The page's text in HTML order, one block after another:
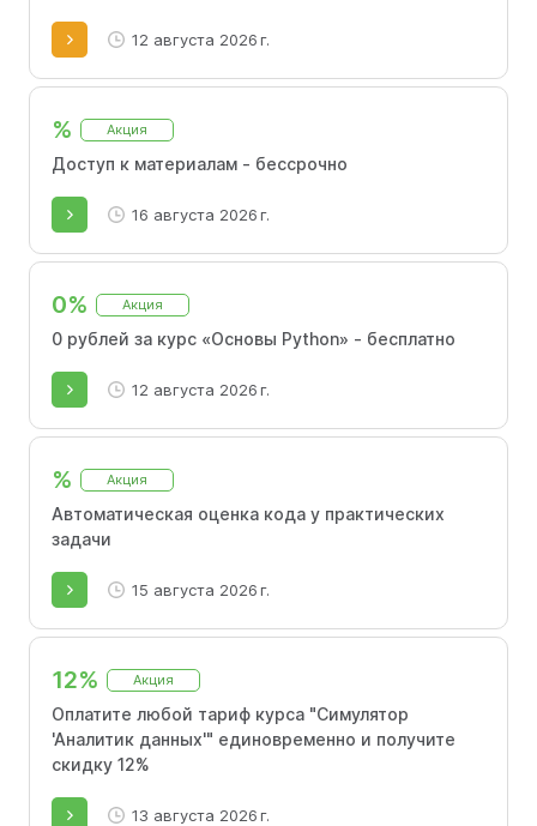
12 августа 2026 г.
% Акция
Доступ к материалам - бессрочно
16 августа 2026 г.
0% Акция
0 рублей за курс «Основы Python» - бесплатно
12 августа 2026 г.
% Акция
Автоматическая оценка кода у практических
задачи
15 августа 2026 г.
12% Акция
Оплатите любой тариф курса "Симулятор
'Аналитик данных'" единовременно и получите
скидку 12%
13 августа 2026 г.